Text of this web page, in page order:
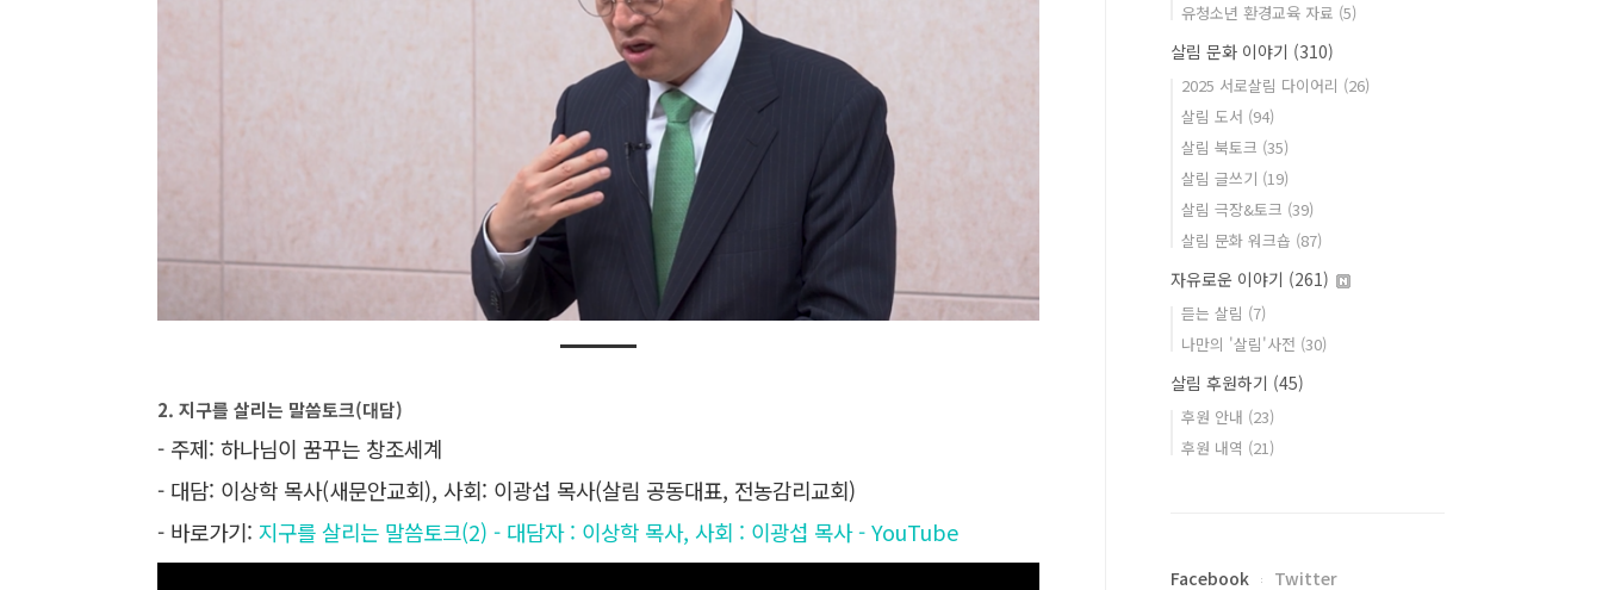
2. 지구를 살리는 말씀토크(대담)
- 주제: 하나님이 꿈꾸는 창조세계
- 대담: 이상학 목사(새문안교회), 사회: 이광섭 목사(살림 공동대표, 전농감리교회)
- 바로가기: 지구를 살리는 말씀토크(2) - 대담자 : 이상학 목사, 사회 : 이광섭 목사 - YouTube
유청소년 환경교육 자료 (5)
살림 문화 이야기 (310)
2025 서로살림 다이어리 (26)
살림 도서 (94)
살림 북토크 (35)
살림 글쓰기 (19)
살림 극장&토크 (39)
살림 문화 워크숍 (87)
자유로운 이야기 (261)
듣는 살림 (7)
나만의 '살림'사전 (30)
살림 후원하기 (45)
후원 안내 (23)
후원 내역 (21)
Facebook Twitter